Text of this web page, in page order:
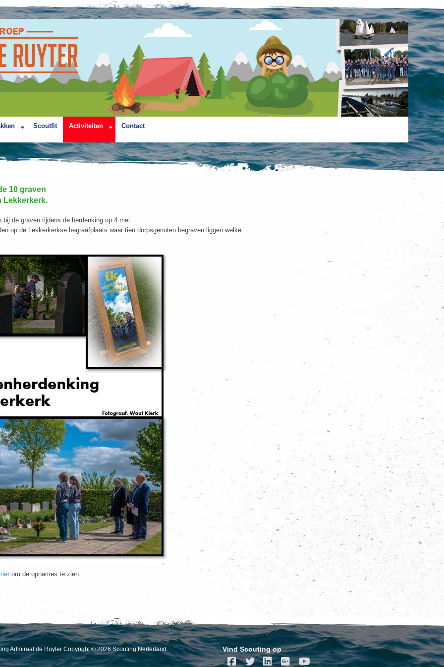
Scoutfit Activiteiten Contact
10 graven
Lekkerkerk.
de graven tijdens de herdenking op 4 mei.
op de Lekkerkerkse begraafplaats waar tien dorpsgenoten begraven liggen welke
om de opnames te zien.
Admiraal de Ruyter Copyright © 2026 Scouting Nederland.
Vind Scouting op